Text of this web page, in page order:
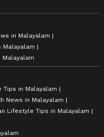
in Malayalam
Malayalam
Tips in Malayalam
News in Malayalam
Lifestyle Tips in Malayalam